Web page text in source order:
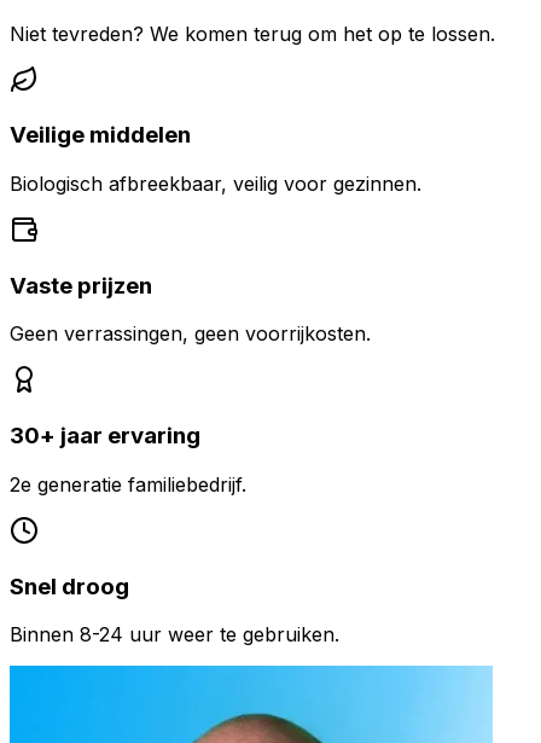
Niet tevreden? We komen terug om het op te lossen.
Veilige middelen
Biologisch afbreekbaar, veilig voor gezinnen.
Vaste prijzen
Geen verrassingen, geen voorrijkosten.
30+ jaar ervaring
2e generatie familiebedrijf.
Snel droog
Binnen 8-24 uur weer te gebruiken.